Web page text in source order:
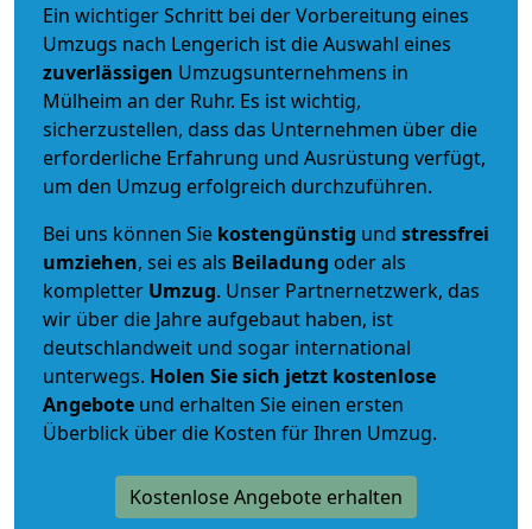
Ein wichtiger Schritt bei der Vorbereitung eines
Umzugs nach Lengerich ist die Auswahl eines
zuverlässigen Umzugsunternehmens in
Mülheim an der Ruhr. Es ist wichtig,
sicherzustellen, dass das Unternehmen über die
erforderliche Erfahrung und Ausrüstung verfügt,
um den Umzug erfolgreich durchzuführen.
Bei uns können Sie kostengünstig und stressfrei
umziehen, sei es als Beiladung oder als
kompletter Umzug. Unser Partnernetzwerk, das
wir über die Jahre aufgebaut haben, ist
deutschlandweit und sogar international
unterwegs. Holen Sie sich jetzt kostenlose
Angebote und erhalten Sie einen ersten
Überblick über die Kosten für Ihren Umzug.
Kostenlose Angebote erhalten